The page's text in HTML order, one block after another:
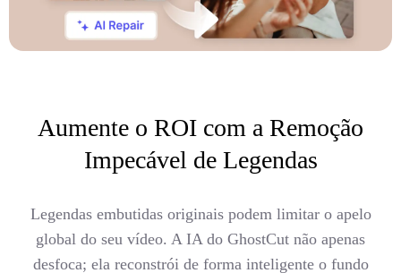
Aumente o ROI com a Remoção
Impecável de Legendas
Legendas embutidas originais podem limitar o apelo
global do seu vídeo. A IA do GhostCut não apenas
desfoca; ela reconstrói de forma inteligente o fundo